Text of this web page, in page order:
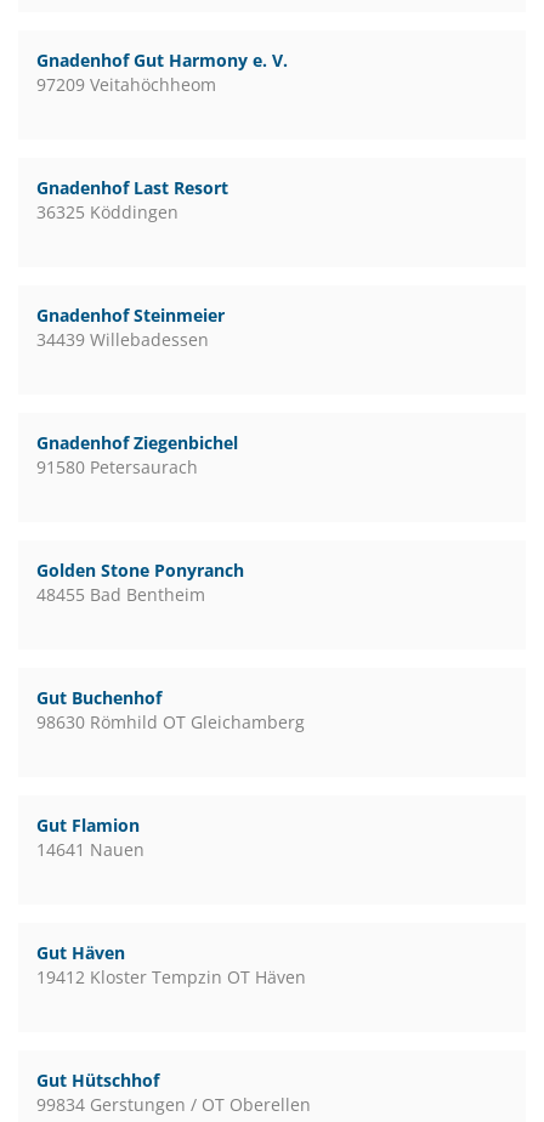
Gnadenhof Gut Harmony e. V.
97209 Veitahöchheom
Gnadenhof Last Resort
36325 Köddingen
Gnadenhof Steinmeier
34439 Willebadessen
Gnadenhof Ziegenbichel
91580 Petersaurach
Golden Stone Ponyranch
48455 Bad Bentheim
Gut Buchenhof
98630 Römhild OT Gleichamberg
Gut Flamion
14641 Nauen
Gut Häven
19412 Kloster Tempzin OT Häven
Gut Hütschhof
99834 Gerstungen / OT Oberellen